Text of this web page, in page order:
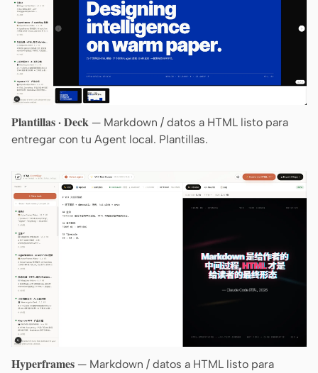
Plantillas · Deck — Markdown / datos a HTML listo para
entregar con tu Agent local. Plantillas.
Hyperframes — Markdown / datos a HTML listo para